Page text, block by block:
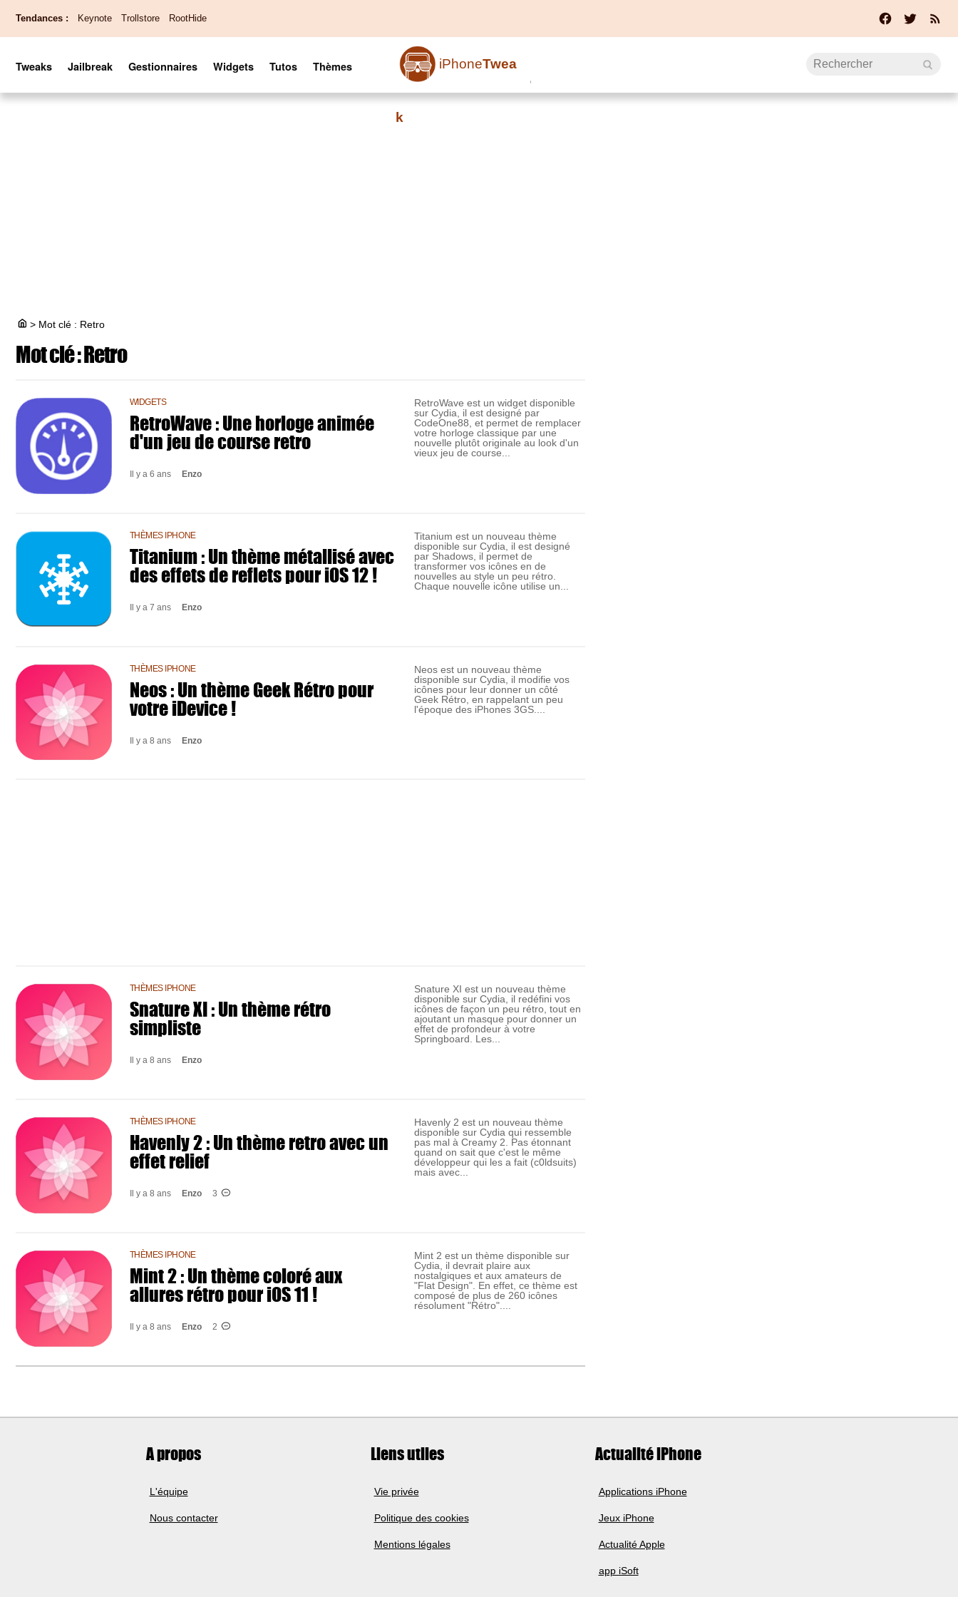
Tendances : Keynote Trollstore RootHide
iPhoneTwea
k
Tweaks Jailbreak Gestionnaires Widgets Tutos Thèmes
> Mot clé : Retro
Mot clé :Retro
WIDGETS
RetroWave : Une horloge animée
d'un jeu de course retro
Il y a 6 ans Enzo
RetroWave est un widget disponible
sur Cydia, il est designé par
CodeOne88, et permet de remplacer
votre horloge classique par une
nouvelle plutôt originale au look d'un
vieux jeu de course...
THÈMES IPHONE
Titanium : Un thème métallisé avec
des effets de reflets pour iOS 12 !
Il y a 7 ans Enzo
Titanium est un nouveau thème
disponible sur Cydia, il est designé
par Shadows, il permet de
transformer vos icônes en de
nouvelles au style un peu rétro.
Chaque nouvelle icône utilise un...
THÈMES IPHONE
Neos : Un thème Geek Rétro pour
votre iDevice !
Il y a 8 ans Enzo
Neos est un nouveau thème
disponible sur Cydia, il modifie vos
icônes pour leur donner un côté
Geek Rétro, en rappelant un peu
l'époque des iPhones 3GS....
THÈMES IPHONE
Snature XI : Un thème rétro
simpliste
Il y a 8 ans Enzo
Snature XI est un nouveau thème
disponible sur Cydia, il redéfini vos
icônes de façon un peu rétro, tout en
ajoutant un masque pour donner un
effet de profondeur à votre
Springboard. Les...
THÈMES IPHONE
Havenly 2 : Un thème retro avec un
effet relief
Il y a 8 ans Enzo 3
Havenly 2 est un nouveau thème
disponible sur Cydia qui ressemble
pas mal à Creamy 2. Pas étonnant
quand on sait que c'est le même
développeur qui les a fait (c0ldsuits)
mais avec...
THÈMES IPHONE
Mint 2 : Un thème coloré aux
allures rétro pour iOS 11 !
Il y a 8 ans Enzo 2
Mint 2 est un thème disponible sur
Cydia, il devrait plaire aux
nostalgiques et aux amateurs de
"Flat Design". En effet, ce thème est
composé de plus de 260 icônes
résolument "Rétro"....
A propos
L'équipe
Nous contacter
Liens utiles
Vie privée
Politique des cookies
Mentions légales
Actualité iPhone
Applications iPhone
Jeux iPhone
Actualité Apple
app iSoft